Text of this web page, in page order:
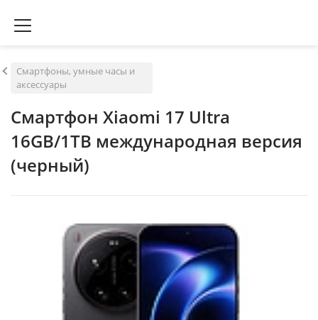
Смартфоны, умные часы и
аксессуары
Смартфон Xiaomi 17 Ultra
16GB/1TB международная версия
(черный)